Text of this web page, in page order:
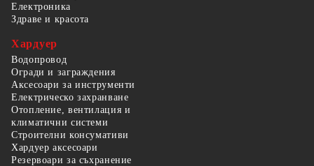
Електроника
Здраве и красота
Хардуер
Водопровод
Огради и заграждения
Аксесоари за инструменти
Електрическо захранване
Отопление, вентилация и
климатични системи
Строителни консумативи
Хардуер аксесоари
Резервоари за съхранение